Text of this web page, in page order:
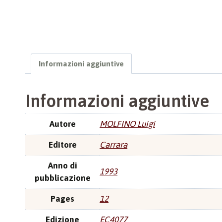
Informazioni aggiuntive
Informazioni aggiuntive
Autore MOLFINO Luigi
Editore Carrara
Anno di
pubblicazione
1993
Pages 12
Edizione EC4077